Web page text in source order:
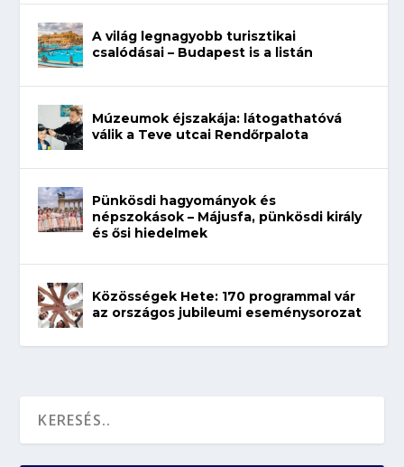
A világ legnagyobb turisztikai
csalódásai – Budapest is a listán
Múzeumok éjszakája: látogathatóvá
válik a Teve utcai Rendőrpalota
Pünkösdi hagyományok és
népszokások – Májusfa, pünkösdi király
és ősi hiedelmek
Közösségek Hete: 170 programmal vár
az országos jubileumi eseménysorozat